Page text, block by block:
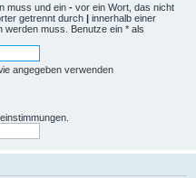
muss und ein - vor ein Wort, das nicht
getrennt durch | innerhalb einer
werden muss. Benutze ein * als
angegeben verwenden